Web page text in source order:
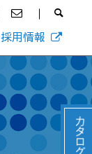
採用情報